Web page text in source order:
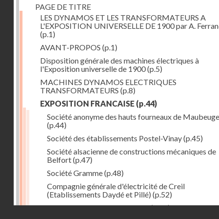
PAGE DE TITRE
LES DYNAMOS ET LES TRANSFORMATEURS A
L'EXPOSITION UNIVERSELLE DE 1900 par A.
(p.1)
AVANT-PROPOS (p.1)
Disposition générale des machines électriques à
l'Exposition universelle de 1900(p.5)
MACHINES DYNAMOS ELECTRIQUES
TRANSFORMATEURS (p.8)
EXPOSITION FRANCAISE (p.44)
Société anonyme des hauts fourneaux de Maubeuge
(p.44)
Société des établissements Postel-Vinay(p.45)
Société alsacienne de constructions mécaniques de
Belfort(p.47)
Société Gramme(p.48)
Compagnie générale d'électricité de Creil
(Etablissements Daydé et Pillé) (p.52)
Compagnie générale de Nancy(p.52)